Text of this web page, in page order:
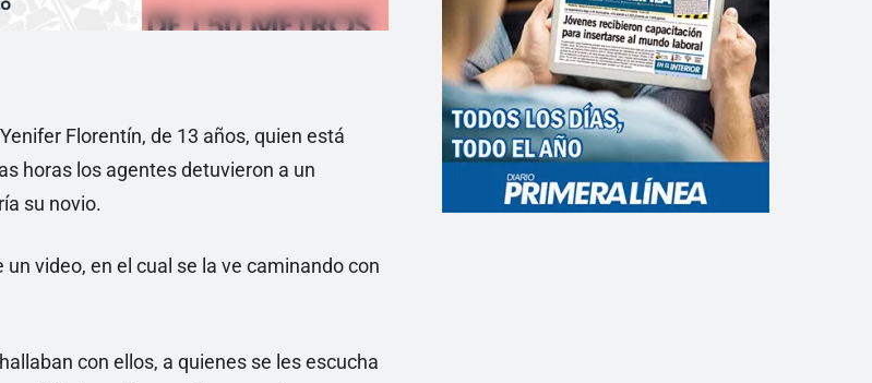
Florentín, de 13 años, quien está
horas los agentes detuvieron a un
su novio.
video, en el cual se la ve caminando con
con ellos, a quienes se les escucha